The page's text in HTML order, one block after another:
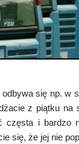
się np. w
z piątku na
częsta i bardzo
się, że jej nie